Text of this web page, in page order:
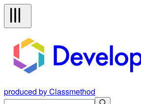
produced by Classmethod